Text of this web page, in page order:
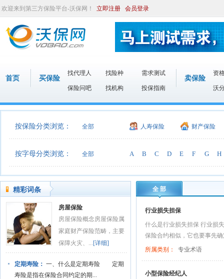
欢迎来到第三方保险平台-沃保网！ 立即注册 会员登录
首页 买保险
找代理人 找险种 需求测试
保险问吧 找机构 投保指南
卖保险
资
沃
按保险分类浏览： 全部 人寿保险 财产保险
按字母分类浏览： 全部 A B C D E F G H
精彩词条
房屋保险
房屋保险概念房屋保险属
家庭财产保险范畴，主要
保障火灾、...[详细]
定期寿险： 一、什么是定期寿险 定期
寿险是指在保险合同约定的期...
全 部
行业损失担保
什么是行业损失担保 行业损
保险合约相似，它也要事先
所属类别：
专业术语
小型保险经纪人